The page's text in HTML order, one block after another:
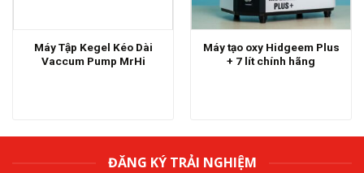
Máy Tập Kegel Kéo Dài
Vaccum Pump MrHi
Máy tạo oxy Hidgeem Plus
+ 7 lít chính hãng
ĐĂNG KÝ TRẢI NGHIỆM